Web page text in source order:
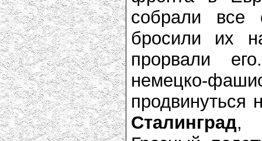
собрали все
бросили их
прорвали
немецко-
продвинуться
Сталинград,